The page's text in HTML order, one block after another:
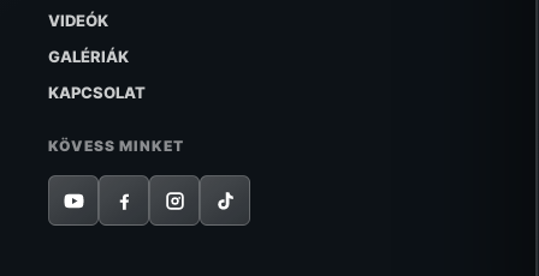
VIDEÓK
GALÉRIÁK
KAPCSOLAT
KÖVESS MINKET